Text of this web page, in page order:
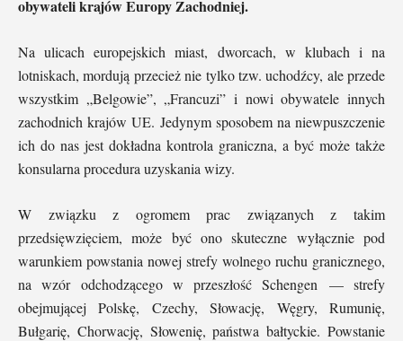
obywateli krajów Europy Zachodniej.
Na ulicach europejskich miast, dworcach, w klubach i na
lotniskach, mordują przecież nie tylko tzw. uchodźcy, ale przede
wszystkim „Belgowie”, „Francuzi” i nowi obywatele innych
zachodnich krajów UE. Jedynym sposobem na niewpuszczenie
ich do nas jest dokładna kontrola graniczna, a być może także
konsularna procedura uzyskania wizy.
W związku z ogromem prac związanych z takim
przedsięwzięciem, może być ono skuteczne wyłącznie pod
warunkiem powstania nowej strefy wolnego ruchu granicznego,
na wzór odchodzącego w przeszłość Schengen — strefy
obejmującej Polskę, Czechy, Słowację, Węgry, Rumunię,
Bułgarię, Chorwację, Słowenię, państwa bałtyckie. Powstanie